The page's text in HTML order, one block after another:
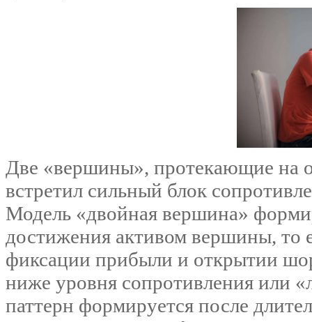
Две «‎вершины», протекающие на
встретил сильный блок
Модель «двойная вершина»
достижения активом вершины, то
фиксации прибыли и открытии
ниже уровня сопротивления или
паттерн формируется после